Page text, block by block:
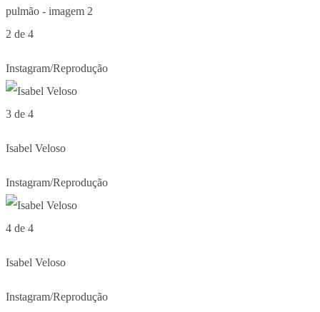
2 de 4
Instagram/Reprodução
3 de 4
Isabel Veloso
Instagram/Reprodução
4 de 4
Isabel Veloso
Instagram/Reprodução